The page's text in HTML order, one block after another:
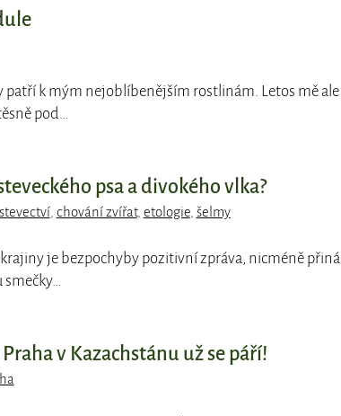
patří k mým nejoblíbenějším rostlinám. Letos mě ale
pod…
psa a divokého vlka?
, chování zvířat, etologie, šelmy
je bezpochyby pozitivní zpráva, nicméně
smečky…
v Kazachstánu už se páří!